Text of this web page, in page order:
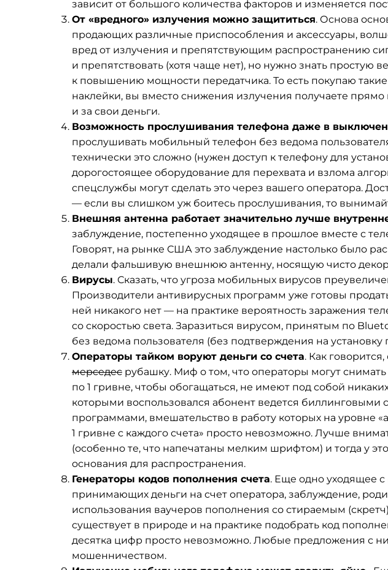
зависит от большого количества факторов и изменяется
От «вредного» излучения можно защититься. Основа
продающих различные приспособления и аксессуары,
вред от излучения и препятствующим распространению
и препятствовать (хотя чаще нет), но нужно знать простую
к повышению мощности передатчика. То есть покупаю
наклейки, вы вместо снижения излучения получаете
и за свои деньги.
Возможность прослушивания телефона даже в
прослушивать мобильный телефон без ведома
технически это сложно (нужен доступ к телефону для
дорогостоящее оборудование для перехвата и взлома
спецслужбы могут сделать это через вашего оператора.
— если вы слишком уж боитесь прослушивания, то
Внешняя антенна работает значительно лучше
заблуждение, постепенно уходящее в прошлое вместе с
Говорят, на рынке США это заблуждение настолько было
делали фальшивую внешнюю антенну, носящую чисто
Вирусы. Сказать, что угроза мобильных вирусов
Производители антивирусных программ уже готовы
ней никакого нет — на практике вероятность заражения
со скоростью света. Заразиться вирусом, принятым по
без ведома пользователя (без подтверждения на
Операторы тайком воруют деньги со счета. Как
мерседес рубашку. Миф о том, что операторы могут
по 1 гривне, чтобы обогащаться, не имеют под собой
которыми воспользовался абонент ведется
программами, вмешательство в работу которых на уровне
1 гривне с каждого счета» просто невозможно. Лучше
(особенно те, что напечатаны мелким шрифтом) и тогда у
основания для распространения.
Генераторы кодов пополнения счета. Еще одно уходящее
принимающих деньги на счет оператора, заблуждение,
использования ваучеров пополнения со стираемым
существует в природе и на практике подобрать код
десятка цифр просто невозможно. Любые предложения с
мошенничеством.